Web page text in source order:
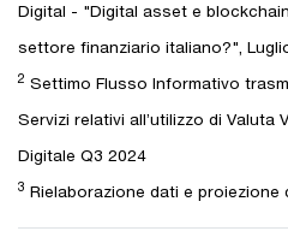
Digital - "Digital asset e
settore finanziario italiano?",
2 Settimo Flusso Informativo
Servizi relativi all’utilizzo di Valuta
Digitale Q3 2024
3 Rielaborazione dati e proiezione